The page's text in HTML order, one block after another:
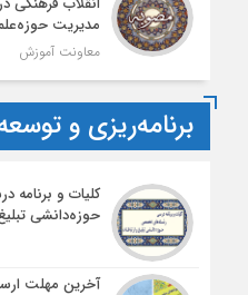
مدیریت
معاونت آموزش
برنامه‌ریزی و
کلیات و
حوزه‌دانشی
آخرین مهلت